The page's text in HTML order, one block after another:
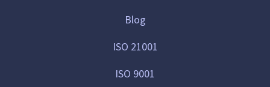
Blog
ISO 21001
ISO 9001